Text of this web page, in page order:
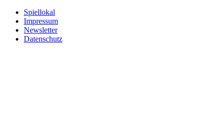
Spiellokal
Impressum
Newsletter
Datenschutz